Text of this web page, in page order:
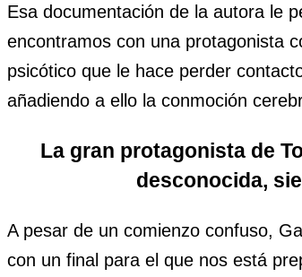
Esa documentación de la autora le
encontramos con una protagonista
psicótico que le hace perder
añadiendo a ello la conmoción
La gran protagonista de
desconocida,
A pesar de un comienzo confuso,
con un final para el que nos está